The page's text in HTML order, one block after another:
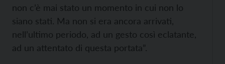
non c’è mai stato un momento in cui non lo
siano stati. Ma non si era ancora arrivati,
nell’ultimo periodo, ad un gesto così eclatante,
ad un attentato di questa portata”.